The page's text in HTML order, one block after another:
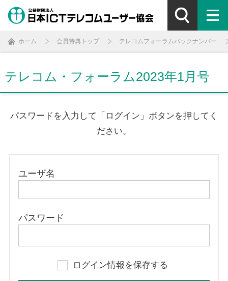
ホーム 会員特典トップ テレコムフォーラムバックナンバー
テレコム・フォーラム2023年1月号
パスワードを入力して「ログイン」ボタンを押してく
ださい。
ユーザ名
パスワード
ログイン情報を保存する